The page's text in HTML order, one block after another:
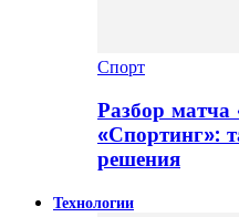
Спорт
Разбор
«Спортинг»:
решения
Технологии